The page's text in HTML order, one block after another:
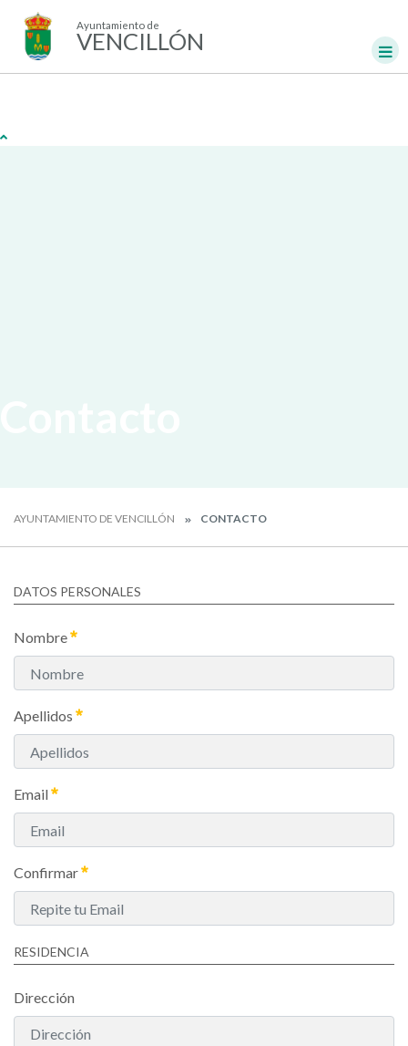
Ayuntamiento de
VENCILLÓN
AYUNTAMIENTO DE VENCILLÓN CONTACTO
DATOS PERSONALES
Nombre
Apellidos
Email
Confirmar
RESIDENCIA
Dirección